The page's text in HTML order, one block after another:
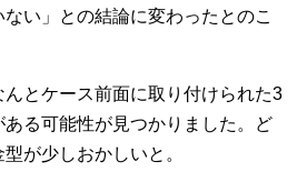
い」との結論に変わったとのこ
とケース前面に取り付けられた3
る可能性が見つかりました。ど
が少しおかしいと。